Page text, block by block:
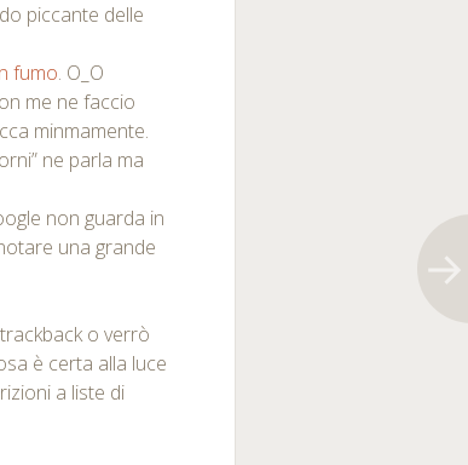
piccante delle
fumo. O_O
me ne faccio
minmamente.
ne parla ma
non guarda in
una grande
o verrò
è certa alla luce
a liste di